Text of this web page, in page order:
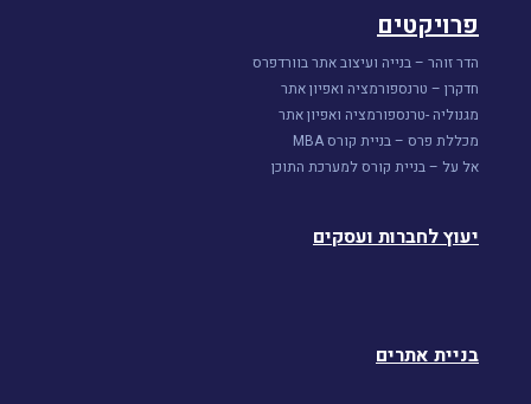
פרויקטים
הדר זוהר – בנייה ועיצוב אתר בוורדפרס
חדקרן – טרנספורמציה ואפיון אתר
מגנוליה -טרנספורמציה ואפיון אתר
מכללת פרס – בניית קורס MBA
אל על – בניית קורס למערכת התוכן
יעוץ לחברות ועסקים
בניית אתרים